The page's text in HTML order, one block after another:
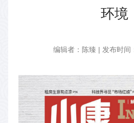
环境
编辑者：陈臻 | 发布时间